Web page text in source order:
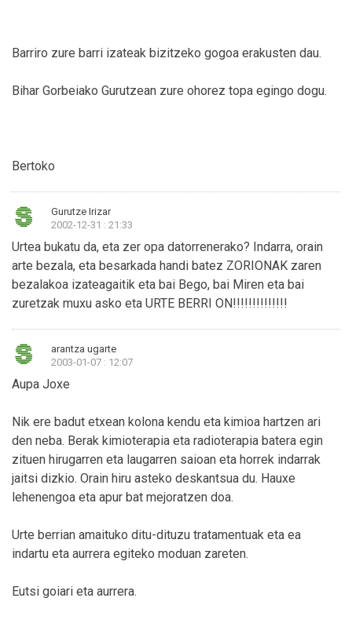
Barriro zure barri izateak bizitzeko gogoa erakusten dau.
Bihar Gorbeiako Gurutzean zure ohorez topa egingo dogu.
Bertoko
Gurutze Irizar
2002-12-31 : 21:33
Urtea bukatu da, eta zer opa datorrenerako? Indarra, orain
arte bezala, eta besarkada handi batez ZORIONAK zaren
bezalakoa izateagaitik eta bai Bego, bai Miren eta bai
zuretzak muxu asko eta URTE BERRI ON!!!!!!!!!!!!!!
arantza ugarte
2003-01-07 : 12:07
Aupa Joxe
Nik ere badut etxean kolona kendu eta kimioa hartzen ari
den neba. Berak kimioterapia eta radioterapia batera egin
zituen hirugarren eta laugarren saioan eta horrek indarrak
jaitsi dizkio. Orain hiru asteko deskantsua du. Hauxe
lehenengoa eta apur bat mejoratzen doa.
Urte berrian amaituko ditu-dituzu tratamentuak eta ea
indartu eta aurrera egiteko moduan zareten.
Eutsi goiari eta aurrera.